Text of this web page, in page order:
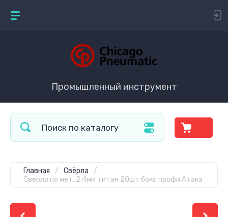
Промышленный инструмент
Главная / Свёрла
/
Сверло по мет. 2,4мм титан 20шт бокс профи Атака